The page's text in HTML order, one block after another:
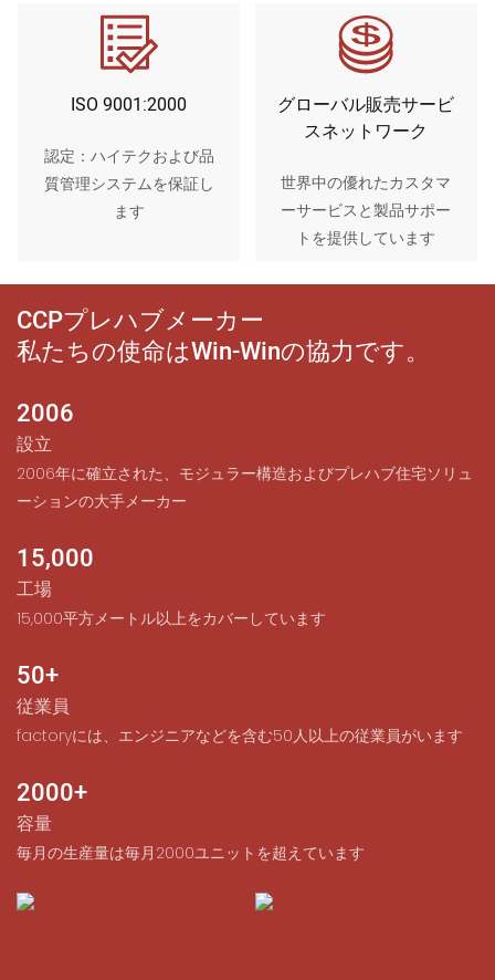
ISO 9001:2000
認定：ハイテクおよび品
質管理システムを保証し
ます
グローバル販売サービ
スネットワーク
世界中の優れたカスタマ
ーサービスと製品サポー
トを提供しています
CCPプレハブメーカー
私たちの使命はWin-Winの協力です。
2006
設立
2006年に確立された、モジュラー構造およびプレハブ住宅ソリュ
ーションの大手メーカー
15,000
工場
15,000平方メートル以上をカバーしています
50+
従業員
factoryには、エンジニアなどを含む50人以上の従業員がいます
2000+
容量
毎月の生産量は毎月2000ユニットを超えています